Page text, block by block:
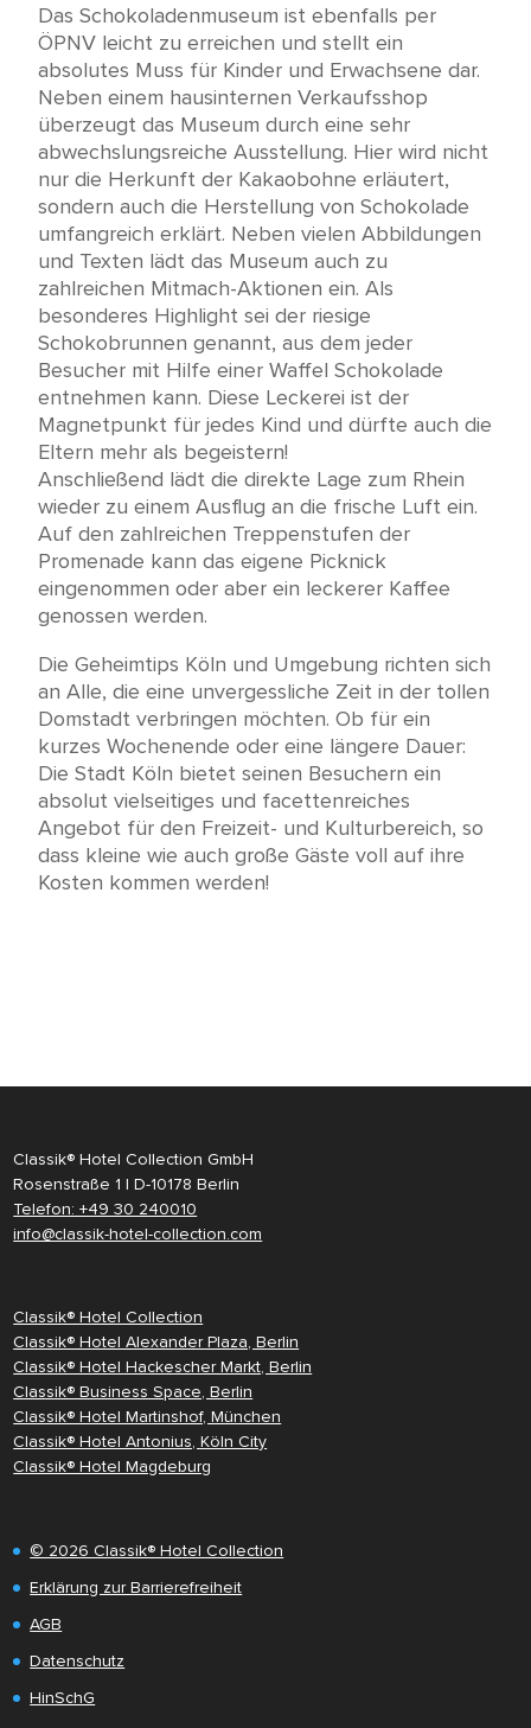
Das Schokoladenmuseum ist ebenfalls per
ÖPNV leicht zu erreichen und stellt ein
absolutes Muss für Kinder und Erwachsene dar.
Neben einem hausinternen Verkaufsshop
überzeugt das Museum durch eine sehr
abwechslungsreiche Ausstellung. Hier wird nicht
nur die Herkunft der Kakaobohne erläutert,
sondern auch die Herstellung von Schokolade
umfangreich erklärt. Neben vielen Abbildungen
und Texten lädt das Museum auch zu
zahlreichen Mitmach-Aktionen ein. Als
besonderes Highlight sei der riesige
Schokobrunnen genannt, aus dem jeder
Besucher mit Hilfe einer Waffel Schokolade
entnehmen kann. Diese Leckerei ist der
Magnetpunkt für jedes Kind und dürfte auch die
Eltern mehr als begeistern!
Anschließend lädt die direkte Lage zum Rhein
wieder zu einem Ausflug an die frische Luft ein.
Auf den zahlreichen Treppenstufen der
Promenade kann das eigene Picknick
eingenommen oder aber ein leckerer Kaffee
genossen werden.
Die Geheimtips Köln und Umgebung richten sich
an Alle, die eine unvergessliche Zeit in der tollen
Domstadt verbringen möchten. Ob für ein
kurzes Wochenende oder eine längere Dauer:
Die Stadt Köln bietet seinen Besuchern ein
absolut vielseitiges und facettenreiches
Angebot für den Freizeit- und Kulturbereich, so
dass kleine wie auch große Gäste voll auf ihre
Kosten kommen werden!
Classik® Hotel Collection GmbH
Rosenstraße 1 | D-10178 Berlin
Telefon: +49 30 240010
info@classik-hotel-collection.com
Classik® Hotel Collection
Classik® Hotel Alexander Plaza, Berlin
Classik® Hotel Hackescher Markt, Berlin
Classik® Business Space, Berlin
Classik® Hotel Martinshof, München
Classik® Hotel Antonius, Köln City
Classik® Hotel Magdeburg
© 2026 Classik® Hotel Collection
Erklärung zur Barrierefreiheit
AGB
Datenschutz
HinSchG